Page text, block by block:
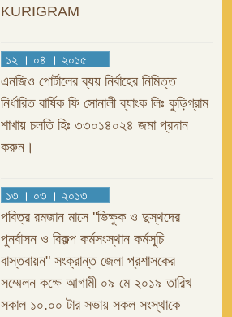
KURIGRAM
১২ । ০৪ । ২০১৫
এনজিও পোর্টালের ব্যয় নির্বাহের নিমিত্ত
নির্ধারিত বার্ষিক ফি সোনালী ব্যাংক লিঃ কুড়িগ্রাম
শাখায় চলতি হিঃ ৩৩০১৪০২৪ জমা প্রদান
করুন।
১৩ । ০৩ । ২০১৩
পবিত্র রমজান মাসে ''ভিক্ষুক ও দুস্থদের
পুনর্বাসন ও বিকল্প কর্মসংস্থান কর্মসূচি
বাস্তবায়ন" সংক্রান্ত জেলা প্রশাসকের
সম্মেলন কক্ষে আগামী ০৯ মে ২০১৯ তারিখ
সকাল ১০.০০ টার সভায় সকল সংস্থাকে